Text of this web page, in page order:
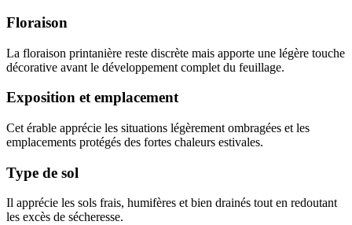
Floraison
La floraison printanière reste discrète mais apporte une légère touche
décorative avant le développement complet du feuillage.
Exposition et emplacement
Cet érable apprécie les situations légèrement ombragées et les
emplacements protégés des fortes chaleurs estivales.
Type de sol
Il apprécie les sols frais, humifères et bien drainés tout en redoutant
les excès de sécheresse.